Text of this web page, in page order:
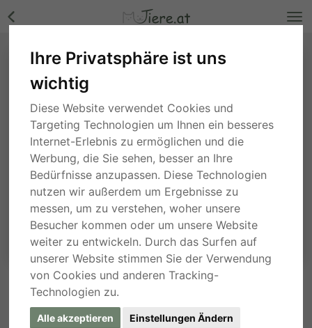
Ihre Privatsphäre ist uns
wichtig
Diese Website verwendet Cookies und
Targeting Technologien um Ihnen ein besseres
Internet-Erlebnis zu ermöglichen und die
Werbung, die Sie sehen, besser an Ihre
Bedürfnisse anzupassen. Diese Technologien
nutzen wir außerdem um Ergebnisse zu
messen, um zu verstehen, woher unsere
Besucher kommen oder um unsere Website
weiter zu entwickeln. Durch das Surfen auf
unserer Website stimmen Sie der Verwendung
von Cookies und anderen Tracking-
Technologien zu.
Alle akzeptieren Einstellungen Ändern
ANFRAGE AN DEN ANBIETER